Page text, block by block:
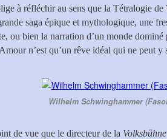
à réfléchir au sens que la Tétralogie de
saga épique et mythologique, une
ou bien la narration d’un monde
n’est qu’un rêve idéal qui ne peut y
Wilhelm Schwinghammer
de vue que le directeur de la